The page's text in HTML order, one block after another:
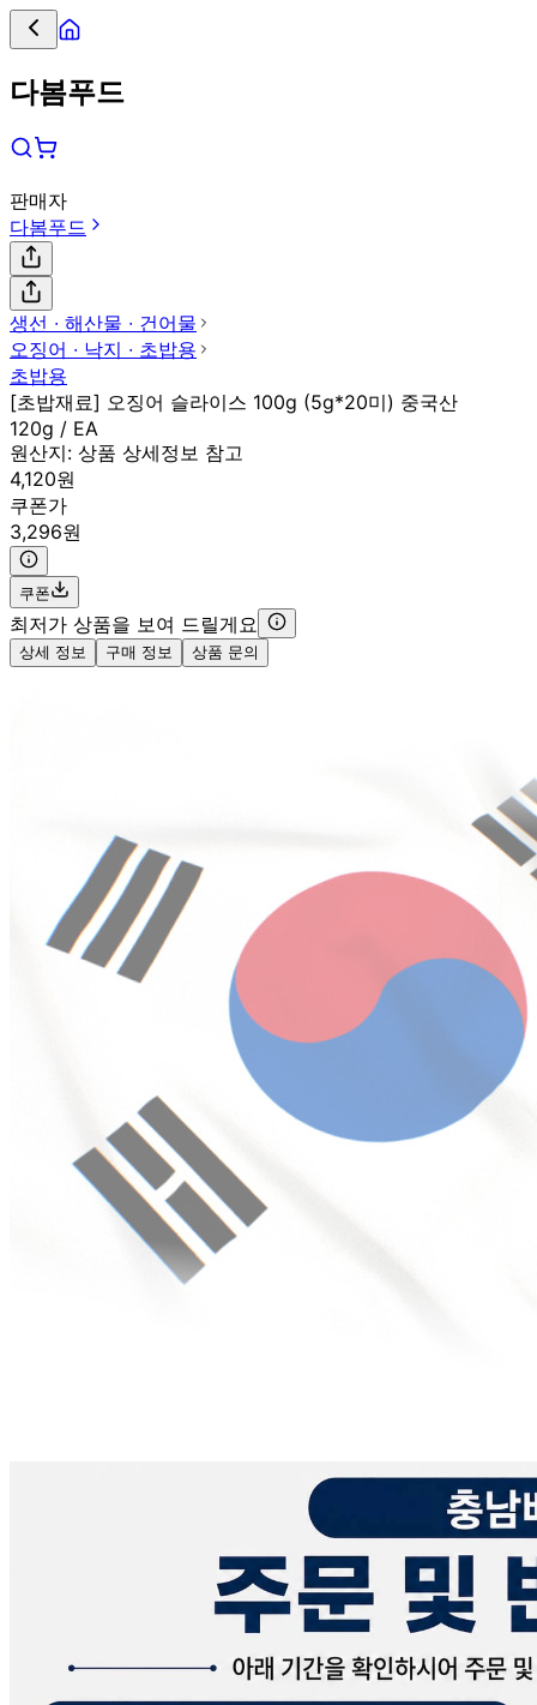
다봄푸드
판매자
다봄푸드
생선 ∙ 해산물 ∙ 건어물
오징어 ∙ 낙지 ∙ 초밥용
초밥용
[초밥재료] 오징어 슬라이스 100g (5g*20미) 중국산
120g / EA
원산지: 상품 상세정보 참고
4,120원
쿠폰가
3,296원
쿠폰
최저가 상품을 보여 드릴게요
상세 정보 구매 정보 상품 문의